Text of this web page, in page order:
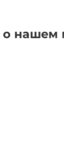
нашем